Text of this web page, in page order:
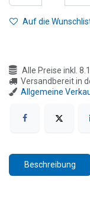
Auf die
Alle Preise inkl.
Versandbereit in
Allgemeine
Beschreibung